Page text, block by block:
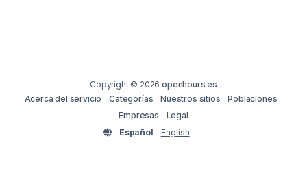
Copyright © 2026openhours.es
Acerca del servicio
Categorías Nuestros sitios
Poblaciones
Empresas
Legal
Español
English